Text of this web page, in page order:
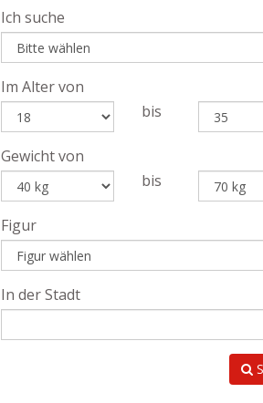
Ich suche
Im Alter von
bis
Gewicht von
bis
Figur
In der Stadt